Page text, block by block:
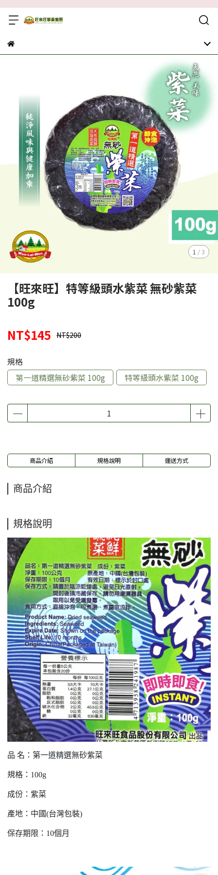
1 /3
【旺來旺】特等級頭水紫菜 無砂紫菜
100g
NT$145 NT$200
規格
第一道精選無砂紫菜 100g
特等級頭水紫菜 100g
商品介紹 規格說明 運送方式
商品介紹
規格說明
品 名：第一道精選無砂紫菜
規格：100g
成份：紫菜
產地：中國(台灣包裝)
保存期限：10個月